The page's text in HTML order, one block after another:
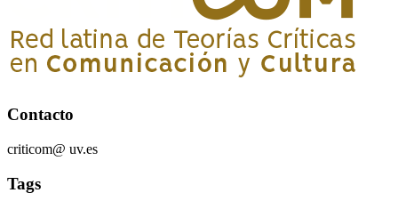
Contacto
criticom@ uv.es
Tags